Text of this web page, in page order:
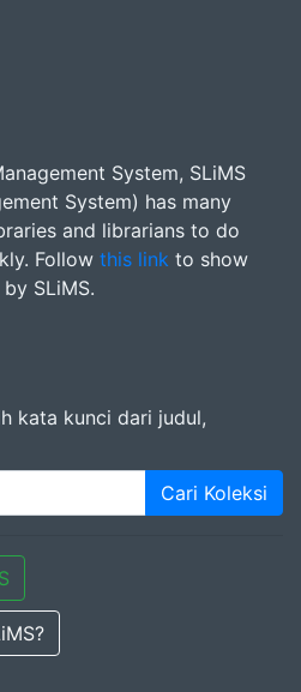
System, SLiMS
System) has many
and librarians to do
Follow this link to show
SLiMS.
kata kunci dari judul,
Cari Koleksi